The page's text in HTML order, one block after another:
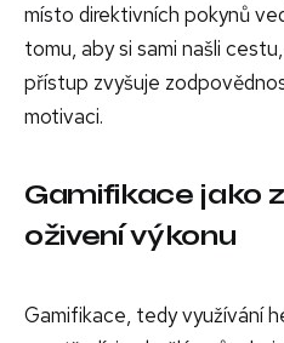
místo direktivních pokynů
tomu, aby si sami našli
přístup zvyšuje
motivaci.
Gamifikace jako
oživení výkonu
Gamifikace, tedy využívání